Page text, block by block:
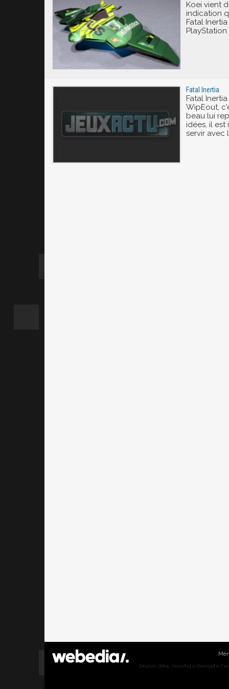
Koei vient
indication
Fatal
PlayStation
Fatal Inertia
Fatal
WipEout,
beau lui
idées, il
servir avec
Depuis 2004, JeuxActu décrypte